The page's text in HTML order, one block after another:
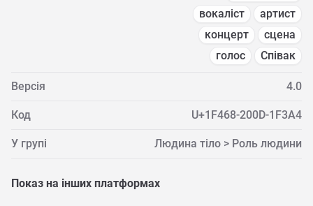
вокаліст
артист
концерт
сцена
голос
Співак
Версія 4.0
Код U+1F468-200D-1F3A4
У групі Людина тіло > Роль людини
Показ на інших платформах